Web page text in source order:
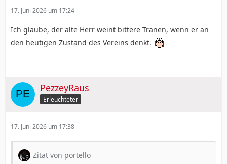
17. Juni 2026 um 17:24
Ich glaube, der alte Herr weint bittere Tränen, wenn er an
den heutigen Zustand des Vereins denkt.
PezzeyRaus
Erleuchteter
17. Juni 2026 um 17:38
Zitat von portello